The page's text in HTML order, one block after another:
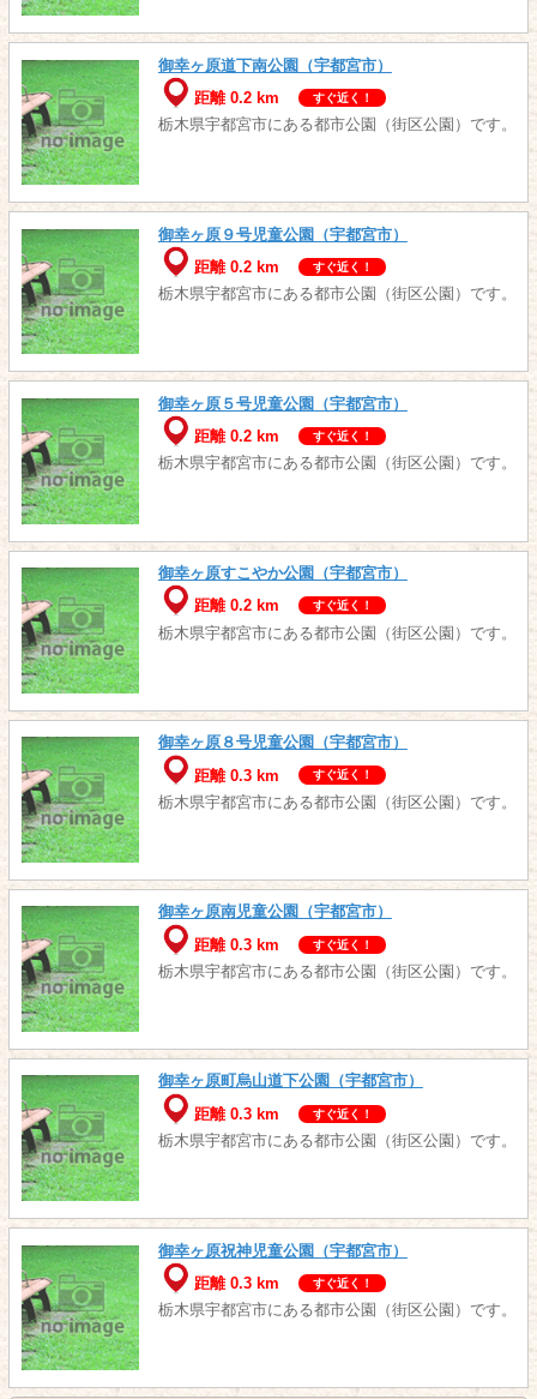
御幸ヶ原道下南公園（宇都宮市）
距離 0.2 km
すぐ近く！
栃木県宇都宮市にある都市公園（街区公園）です。
御幸ヶ原９号児童公園（宇都宮市）
距離 0.2 km
すぐ近く！
栃木県宇都宮市にある都市公園（街区公園）です。
御幸ヶ原５号児童公園（宇都宮市）
距離 0.2 km
すぐ近く！
栃木県宇都宮市にある都市公園（街区公園）です。
御幸ヶ原すこやか公園（宇都宮市）
距離 0.2 km
すぐ近く！
栃木県宇都宮市にある都市公園（街区公園）です。
御幸ヶ原８号児童公園（宇都宮市）
距離 0.3 km
すぐ近く！
栃木県宇都宮市にある都市公園（街区公園）です。
御幸ヶ原南児童公園（宇都宮市）
距離 0.3 km
すぐ近く！
栃木県宇都宮市にある都市公園（街区公園）です。
御幸ヶ原町烏山道下公園（宇都宮市）
距離 0.3 km
すぐ近く！
栃木県宇都宮市にある都市公園（街区公園）です。
御幸ヶ原祝神児童公園（宇都宮市）
距離 0.3 km
すぐ近く！
栃木県宇都宮市にある都市公園（街区公園）です。